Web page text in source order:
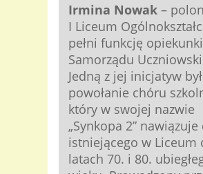
Irmina Nowak –
I Liceum
pełni funkcję
Samorządu
Jedną z jej inicjatyw
powołanie chóru
który w swojej nazwie
„Synkopa 2” nawiązuje
istniejącego w Liceum
latach 70. i 80.